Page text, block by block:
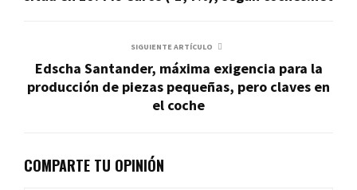
SIGUIENTE ARTÍCULO
Edscha Santander, máxima exigencia para la
producción de piezas pequeñas, pero claves en
el coche
COMPARTE TU OPINIÓN